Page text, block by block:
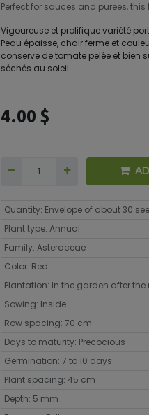
Perfect for sauces and purees,
Vigoureuse et prolifique variété
Peau épaisse, chair ferme et
conserve de tomate pelée et bien
séchés au soleil.
4.00 $
Quantity: Envelope of about 30
Plant type: Annual
Family: Asteraceae
Color: Red
Plantation: In the garden after the
Sowing: Inside
Row spacing: 70 cm
Days to maturity: Precocious
Germination: 7 to 10 days
Plant spacing: 45 cm
Depth: 5 mm